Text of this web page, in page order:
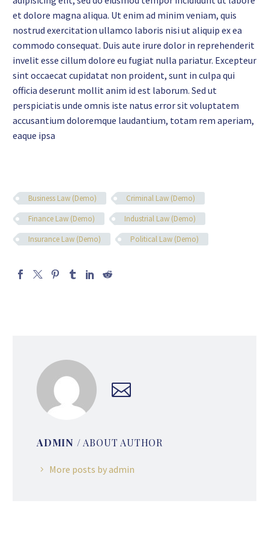
et dolore magna aliqua. Ut enim ad minim veniam, quis
nostrud exercitation ullamco laboris nisi ut aliquip ex ea
commodo consequat. Duis aute irure dolor in reprehenderit
invelit esse cillum dolore eu fugiat nulla pariatur. Excepteur
sint occaecat cupidatat non proident, sunt in culpa qui
officia deserunt mollit anim id est laborum. Sed ut
perspiciatis unde omnis iste natus error sit voluptatem
accusantium doloremque laudantium, totam rem aperiam,
eaque ipsa
Business Law (Demo)
Criminal Law (Demo)
Finance Law (Demo)
Industrial Law (Demo)
Insurance Law (Demo)
Political Law (Demo)
ADMIN / ABOUT AUTHOR
More posts by admin